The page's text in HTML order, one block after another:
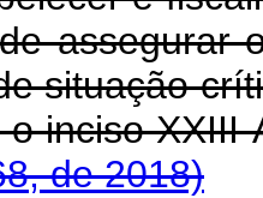
assegurar
situação
o
de 2018)